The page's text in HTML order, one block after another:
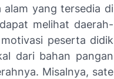
alam yang tersedia di
melihat daerah-
peserta didik
dari bahan pangan
Misalnya, sate